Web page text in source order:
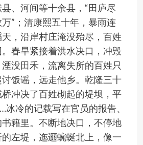
、河间等十余县，“田庐尽
”；清康熙五十年，暴雨连
，沿岸村庄淹没殆尽，百姓
春旱紧接着洪水决口，冲毁
没田禾，流离失所的百姓只
饭谣，远走他乡。乾隆三十
冲决了百姓砌起的堤坝，平
冷的记载写在官员的报告、
籍里。不断地决口，不停地
左堤，迤逦蜿蜒北上，像一